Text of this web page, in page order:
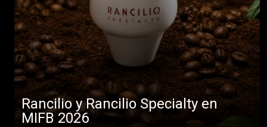
Rancilio y Rancilio Specialty en
MIFB 2026